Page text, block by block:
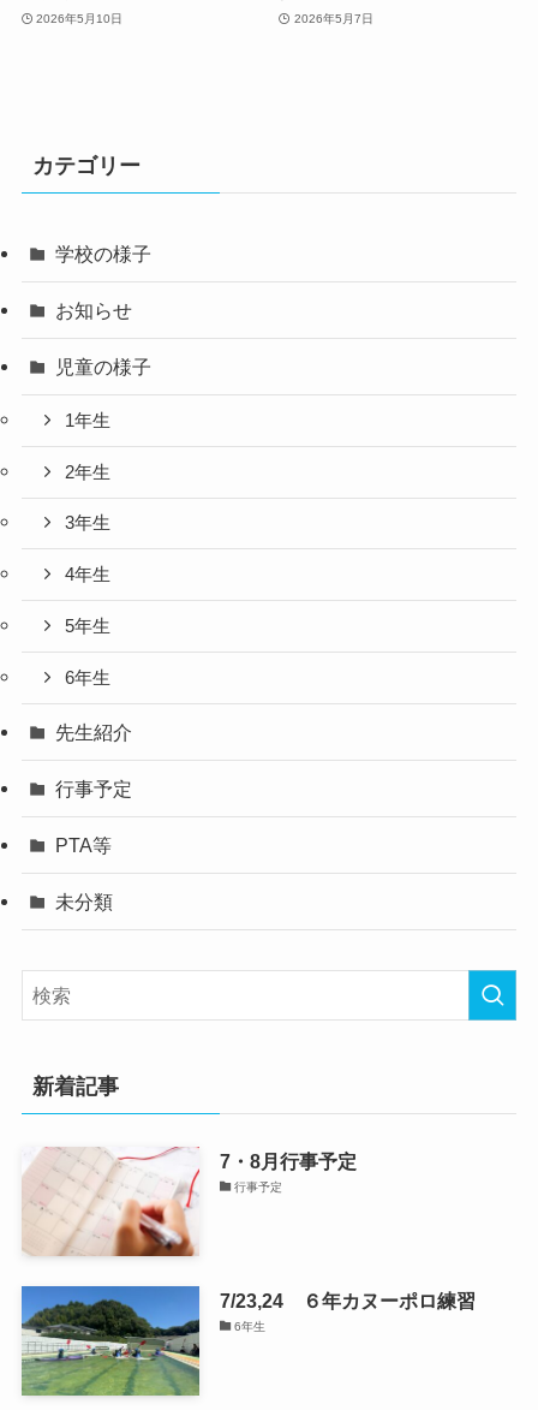
2026年5月10日 2026年5月7日
カテゴリー
学校の様子
お知らせ
児童の様子
1年生
2年生
3年生
4年生
5年生
6年生
先生紹介
行事予定
PTA等
未分類
新着記事
7・8月行事予定
行事予定
7/23,24 ６年カヌーポロ練習
6年生